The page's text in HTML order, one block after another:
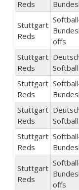
Reds
Stuttgart
Reds
offs
Stuttgart
Reds
Softball
Stuttgart
Reds
Stuttgart
Reds
Softball
Stuttgart
Reds
Stuttgart
Reds
offs